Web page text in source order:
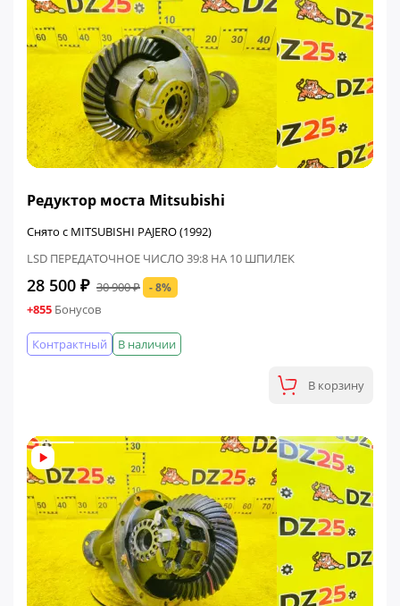
Редуктор моста Mitsubishi
Снято с MITSUBISHI PAJERO (1992)
LSD ПЕРЕДАТОЧНОЕ ЧИСЛО 39:8 НА 10 ШПИЛЕК
28 500 ₽ 30 900 ₽ - 8%
+855 Бонусов
В наличии
Контрактный
В корзину